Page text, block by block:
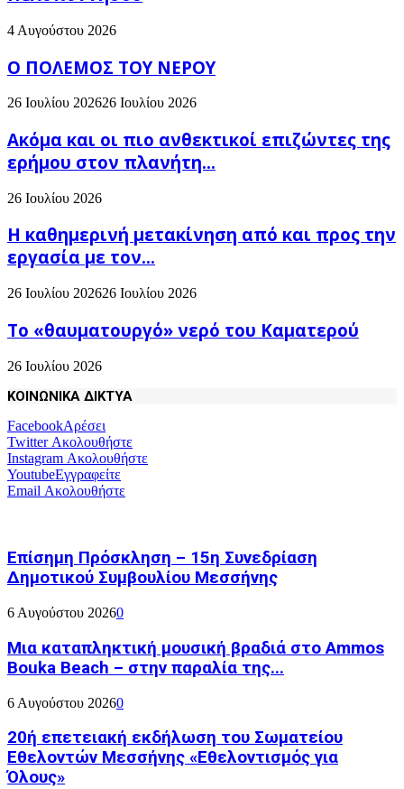
4 Αυγούστου 2026
Ο ΠΟΛΕΜΟΣ ΤΟΥ ΝΕΡΟΥ
26 Ιουλίου 202626 Ιουλίου 2026
Ακόμα και οι πιο ανθεκτικοί επιζώντες της
ερήμου στον πλανήτη...
26 Ιουλίου 2026
H καθημερινή μετακίνηση από και προς την
εργασία με τον...
26 Ιουλίου 202626 Ιουλίου 2026
Το «θαυματουργό» νερό του Καματερού
26 Ιουλίου 2026
ΚΟΙΝΩΝΙΚΑ ΔΙΚΤΥΑ
FacebookΑρέσει
TwitterΑκολουθήστε
Instagram Ακολουθήστε
YoutubeΕγγραφείτε
Email Ακολουθήστε
Επίσημη Πρόσκληση – 15η Συνεδρίαση
Δημοτικού Συμβουλίου Μεσσήνης
6 Αυγούστου 20260
Μια καταπληκτική μουσική βραδιά στο Ammos
Bouka Beach – στην παραλία της...
6 Αυγούστου 20260
20ή επετειακή εκδήλωση του Σωματείου
Εθελοντών Μεσσήνης «Εθελοντισμός για
Όλους»